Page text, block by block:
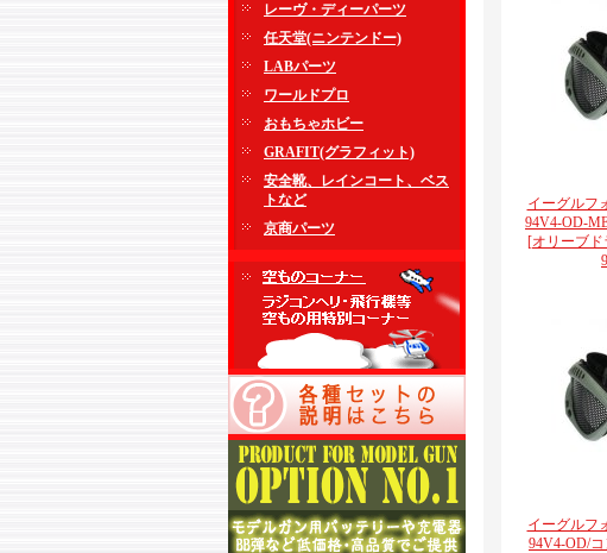
レーヴ・ディーパーツ
任天堂(ニンテンドー)
LABパーツ
ワールドプロ
おもちゃホビー
GRAFIT(グラフィット)
安全靴、レインコート、ベス
トなど
京商パーツ
イーグルフ
94V4-OD-
[オリーブ
イーグルフ
94V4-OD/